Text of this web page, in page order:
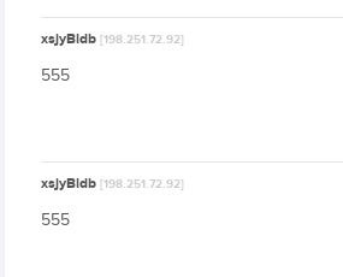
xsjyBldb[198.251.72.92]
555
xsjyBldb[198.251.72.92]
555